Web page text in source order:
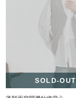
SOLD-OUT